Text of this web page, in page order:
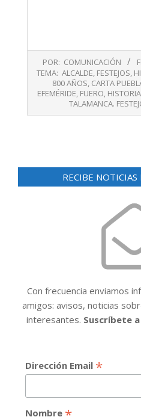
07-
POR: COMUNICACIÓN
TEMA: ALCALDE, FESTEJOS,
800 AÑOS, CARTA
EFEMÉRIDE, FUERO, HISTORIA
TALAMANCA.
RECIBE
Con frecuencia enviamos
amigos: avisos, noticias
interesantes. Suscríbete
Dirección Email *
Nombre *